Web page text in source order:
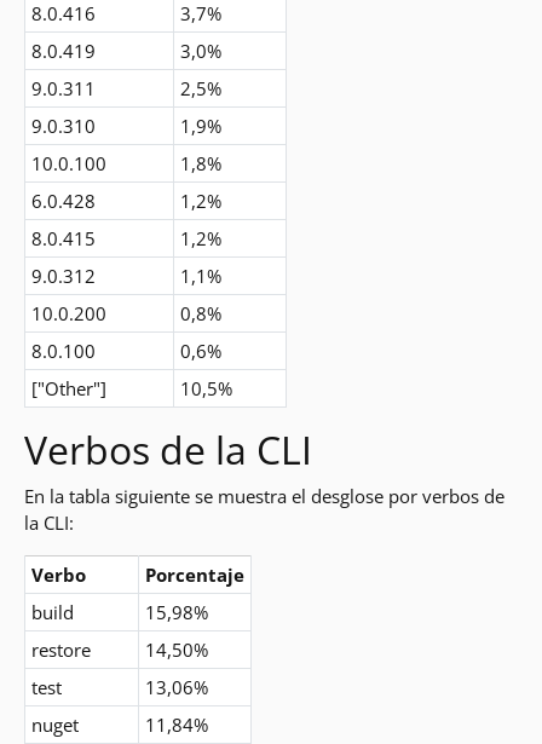
8.0.416
3,7%
8.0.419
3,0%
9.0.311
2,5%
9.0.310
1,9%
10.0.100
1,8%
6.0.428
1,2%
8.0.415
1,2%
9.0.312
1,1%
10.0.200
0,8%
8.0.100
0,6%
["Other"]
10,5%
Verbos de la CLI
En la tabla siguiente se muestra el desglose por verbos de
la CLI:
Verbo
Porcentaje
build
15,98%
restore
14,50%
test
13,06%
nuget
11,84%